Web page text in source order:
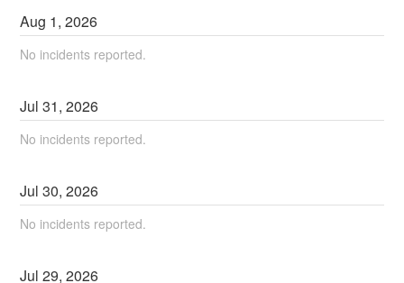
Aug 1,2026
No incidents reported.
Jul31,2026
No incidents reported.
Jul30,2026
No incidents reported.
Jul29,2026